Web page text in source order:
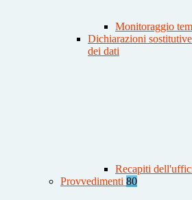
Monitoraggio
Dichiarazioni
dei dati
Recapiti
Provvedimenti 80